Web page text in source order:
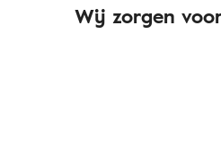
Wij zorgen